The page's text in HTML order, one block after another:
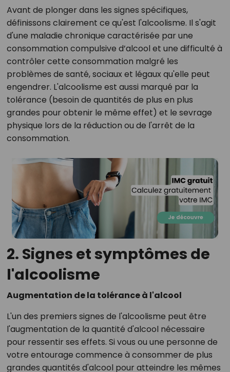
Avant de plonger dans les signes spécifiques,
définissons clairement ce qu'est l'alcoolisme. Il s'agit
d'une maladie chronique caractérisée par une
consommation compulsive d’alcool et une difficulté à
contrôler cette consommation malgré les
problèmes de santé, sociaux et légaux qu'elle peut
engendrer. L'alcoolisme est aussi marqué par la
tolérance (besoin de quantités de plus en plus
grandes pour obtenir le même effet) et le sevrage
physique lors de la réduction ou de l'arrêt de la
consommation.
2. Signes et symptômes de
l'alcoolisme
Augmentation de la tolérance à l'alcool
L'un des premiers signes de l'alcoolisme peut être
l'augmentation de la quantité d'alcool nécessaire
pour ressentir ses effets. Si vous ou une personne de
votre entourage commence à consommer de plus
grandes quantités d'alcool pour atteindre les mêmes